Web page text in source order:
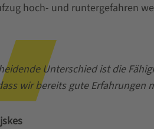
hoch- und runtergefahren
Unterschied ist die
wir bereits gute Erfahrungen